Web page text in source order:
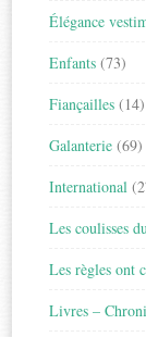
Élégance
Enfants (73)
Fiançailles (14)
Galanterie (69)
International
Les coulisses
Les règles ont
Livres –